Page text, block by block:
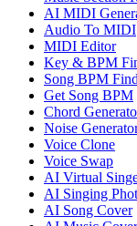
AI MIDI
Audio To MIDI
MIDI Editor
Key & BPM
Song BPM
Get Song BPM
Chord
Noise
Voice Clone
Voice Swap
AI Virtual
AI Singing
AI Song Cover